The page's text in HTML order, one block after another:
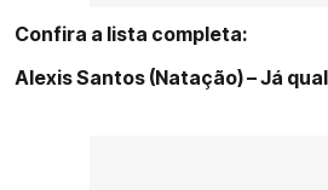
Confira a lista completa:
Alexis Santos (Natação) – Já